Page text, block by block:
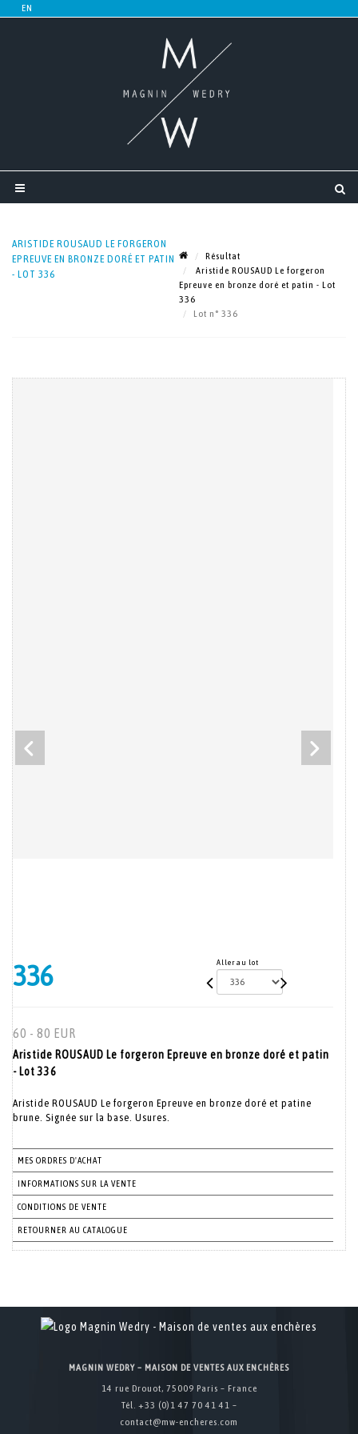
ARISTIDE ROUSAUD LE FORGERON
EPREUVE EN BRONZE DORÉ ET PATIN
- LOT 336
Résultat
Aristide ROUSAUD Le forgeron
Epreuve en bronze doré et patin - Lot
336
Lot n° 336
336 Aller au lot
60 - 80 EUR
Aristide ROUSAUD Le forgeron Epreuve en bronze doré et patin
- Lot 336
Aristide ROUSAUD Le forgeron Epreuve en bronze doré et patine
brune. Signée sur la base. Usures.
MES ORDRES D'ACHAT
INFORMATIONS SUR LA VENTE
CONDITIONS DE VENTE
RETOURNER AU CATALOGUE
MAGNIN WEDRY – MAISON DE VENTES AUX ENCHÈRES
14 rue Drouot, 75009 Paris – France
Tél. +33 (0)1 47 70 41 41 –
contact@mw-encheres.com